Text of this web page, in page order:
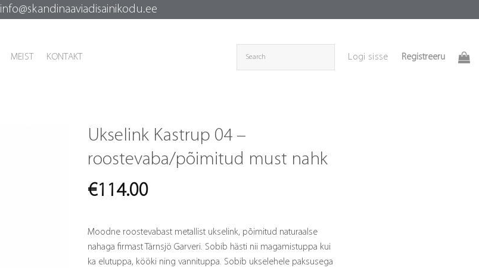
info@skandinaaviadisainikodu.ee
MEIST KONTAKT Logi sisse Registreeru
Ukselink Kastrup 04 –
roostevaba/põimitud must nahk
€114.00
Moodne roostevabast metallist ukselink, põimitud naturaalse
nahaga firmast Tärnsjö Garveri. Sobib hästi nii magamistuppa kui
ka elutuppa, kööki ning vannituppa. Sobib ukselehele paksusega